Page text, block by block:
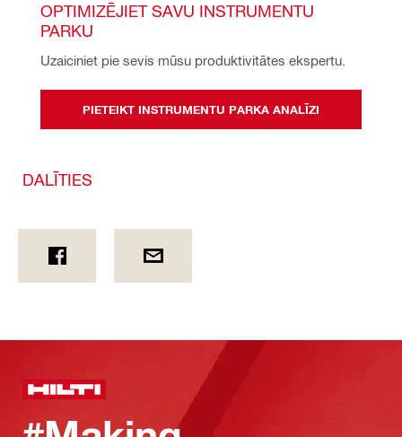
OPTIMIZĒJIET SAVU INSTRUMENTU
PARKU
Uzaiciniet pie sevis mūsu produktivitātes ekspertu.
PIETEIKT INSTRUMENTU PARKA ANALĪZI
DALĪTIES